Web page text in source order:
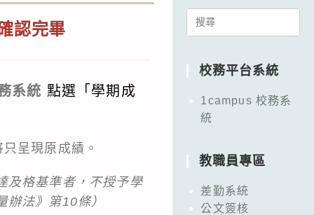
認完畢
系統 點選「學期成
呈現原成績。
及格基準者，不授予學
法》第10條）
Search
校務平台系統
1campus 校務系
統
教職員專區
差勤系統
公文簽核